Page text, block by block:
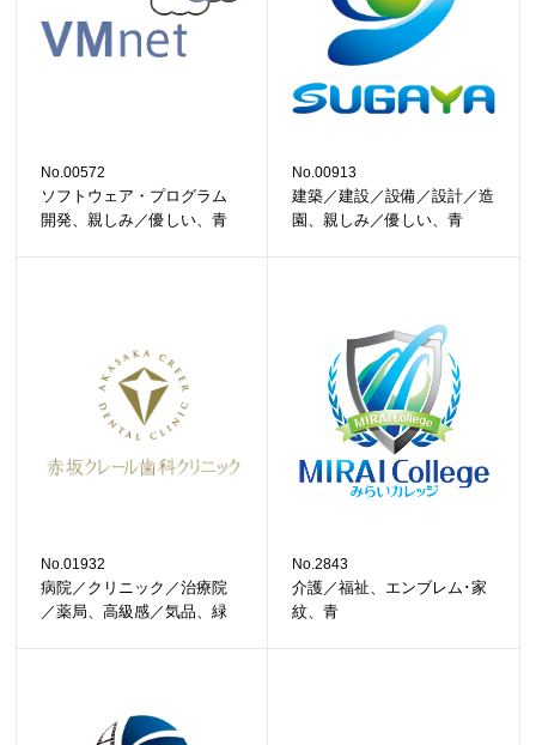
No.00572
ソフトウェア・プログラム
開発、親しみ／優しい、青
No.00913
建築／建設／設備／設計／造
園、親しみ／優しい、青
No.01932
病院／クリニック／治療院
／薬局、高級感／気品、緑
No.2843
介護／福祉、エンブレム･家
紋、青